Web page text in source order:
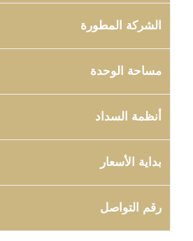
الشركة المطورة
مساحة الوحدة
أنظمة السداد
بداية الأسعار
رقم التواصل